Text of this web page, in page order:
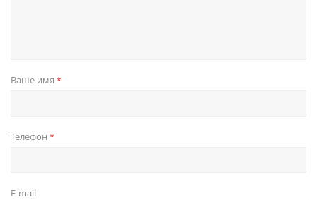
Ваше имя *
Телефон *
E-mail